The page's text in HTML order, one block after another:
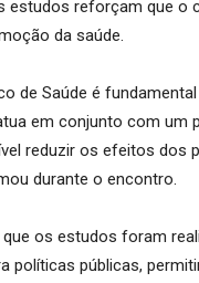
estudos reforçam que o
da saúde.
de Saúde é
em conjunto com
reduzir os efeitos dos
durante o encontro.
os estudos foram
políticas públicas,